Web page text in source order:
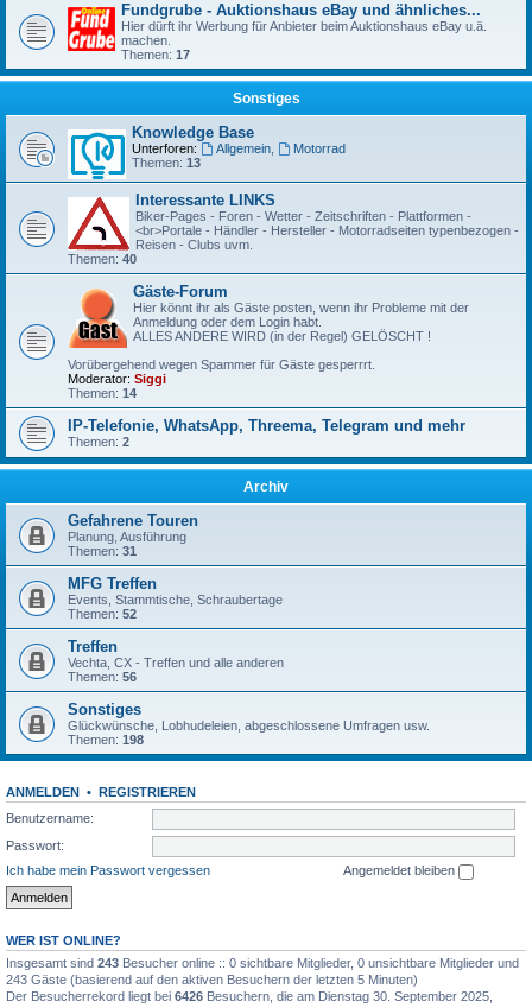
Fundgrube - Auktionshaus eBay und ähnliches...
Hier dürft ihr Werbung für Anbieter beim Auktionshaus eBay u.ä.
machen.
Themen: 17
Sonstiges
Knowledge Base
Unterforen: Allgemein,
Motorrad
Themen: 13
Interessante LINKS
Biker-Pages - Foren - Wetter - Zeitschriften - Plattformen -
<br>Portale - Händler - Hersteller - Motorradseiten typenbezogen -
Reisen - Clubs uvm.
Themen: 40
Gäste-Forum
Hier könnt ihr als Gäste posten, wenn ihr Probleme mit der
Anmeldung oder dem Login habt.
ALLES ANDERE WIRD (in der Regel) GELÖSCHT !
Vorübergehend wegen Spammer für Gäste gesperrrt.
Moderator: Siggi
Themen: 14
IP-Telefonie, WhatsApp, Threema, Telegram und mehr
Themen: 2
Archiv
Gefahrene Touren
Planung, Ausführung
Themen: 31
MFG Treffen
Events, Stammtische, Schraubertage
Themen: 52
Treffen
Vechta, CX - Treffen und alle anderen
Themen: 56
Sonstiges
Glückwünsche, Lobhudeleien, abgeschlossene Umfragen usw.
Themen: 198
ANMELDEN • REGISTRIEREN
Benutzername:
Passwort:
Ich habe mein Passwort vergessen
Angemeldet bleiben
WER IST ONLINE?
Insgesamt sind 243 Besucher online :: 0 sichtbare Mitglieder, 0 unsichtbare Mitglieder und
243 Gäste (basierend auf den aktiven Besuchern der letzten 5 Minuten)
Der Besucherrekord liegt bei 6426 Besuchern, die am Dienstag 30. September 2025,